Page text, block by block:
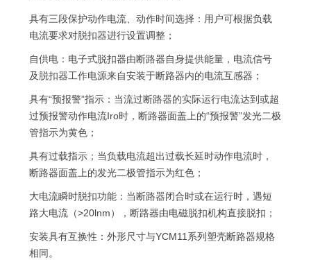
具有三段保护动作电流、动作时间选择：用户可根据负载
电流要求对脱扣器进行设置调整；
自供电：电子式脱扣器由断路器自身提供能量，电流信号
及脱扣器工作电源来自安装于断路器内的电流互感器；
具有“预报警”指示：当流过断路器的实际运行电流达到或超
过预报警动作电流Iro时，断路器面盖上的“预报警”发光二极
管指示为黄色；
具有过载指示；当负载电流超出过载长延时动作电流时，
断路器面盖上的发光二极管指示为红色；
大电流瞬时脱扣功能：当断路器闭合时或在运行时，遇短
路大电流（>20lnm），断路器由电磁脱扣机构直接脱扣；
安装具有互换性：外形尺寸与YCM11系列塑壳断路器规格
相同。